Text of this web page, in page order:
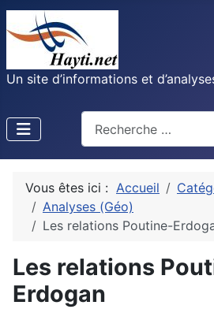
Un site d’informations et
Vous êtes ici : Accueil
Analyses (Géo)
Les relations Poutine-
Les relations
Erdogan